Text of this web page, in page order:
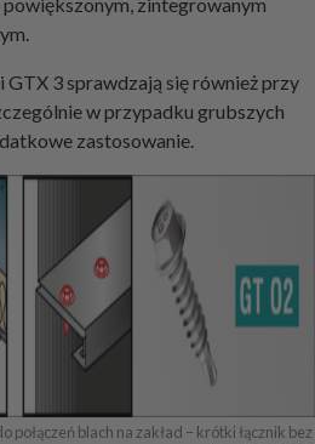
3 sprawdzają się również przy
w przypadku grubszych
zastosowanie.
połączeń blach na zakład – krótki łącznik bez